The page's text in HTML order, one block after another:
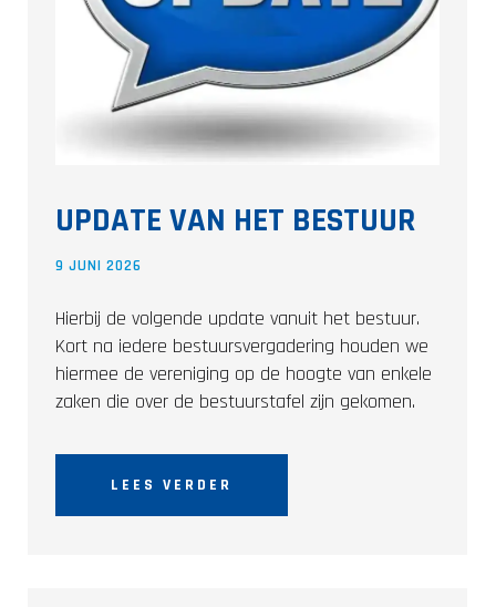
UPDATE VAN HET BESTUUR
9 JUNI 2026
Hierbij de volgende update vanuit het bestuur.
Kort na iedere bestuursvergadering houden we
hiermee de vereniging op de hoogte van enkele
zaken die over de bestuurstafel zijn gekomen.
LEES VERDER